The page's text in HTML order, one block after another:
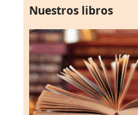
Nuestros libros